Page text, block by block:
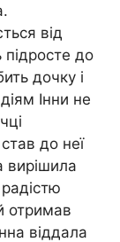
від
до
дочку і
Інни не
до неї
вирішила
отримав
віддала